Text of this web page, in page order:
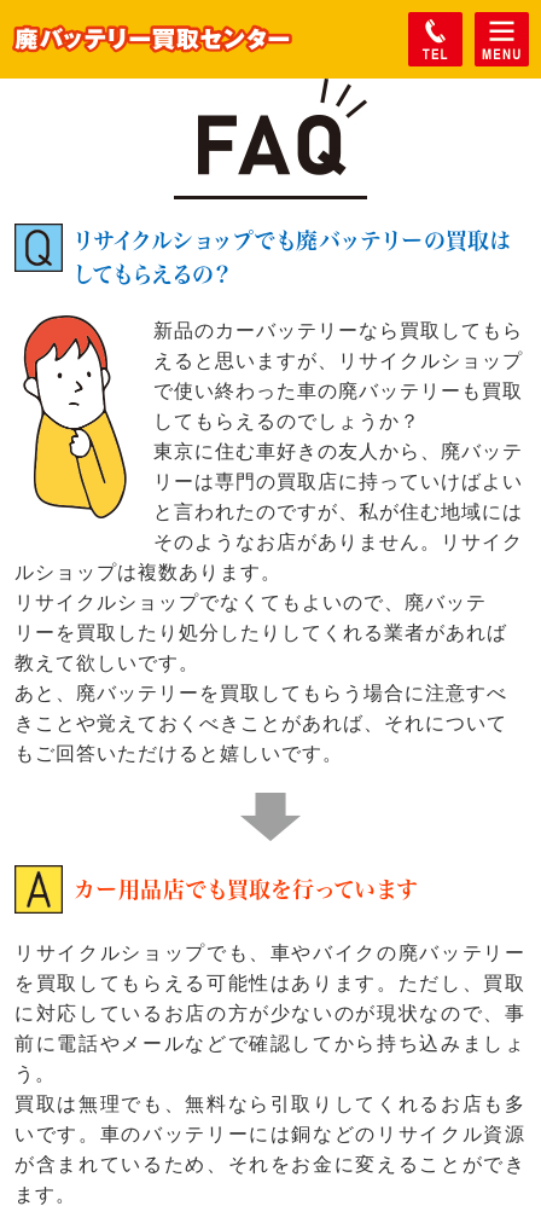
リサイクルショップでも廃バッテリーの買取は
してもらえるの？
新品のカーバッテリーなら買取してもら
えると思いますが、リサイクルショップ
で使い終わった車の廃バッテリーも買取
してもらえるのでしょうか？
東京に住む車好きの友人から、廃バッテ
リーは専門の買取店に持っていけばよい
と言われたのですが、私が住む地域には
そのようなお店がありません。リサイク
ルショップは複数あります。
リサイクルショップでなくてもよいので、廃バッテ
リーを買取したり処分したりしてくれる業者があれば
教えて欲しいです。
あと、廃バッテリーを買取してもらう場合に注意すべ
きことや覚えておくべきことがあれば、それについて
もご回答いただけると嬉しいです。
カー用品店でも買取を行っています
リサイクルショップでも、車やバイクの廃バッテリー
を買取してもらえる可能性はあります。ただし、買取
に対応しているお店の方が少ないのが現状なので、事
前に電話やメールなどで確認してから持ち込みましょ
う。
買取は無理でも、無料なら引取りしてくれるお店も多
いです。車のバッテリーには銅などのリサイクル資源
が含まれているため、それをお金に変えることができ
ます。